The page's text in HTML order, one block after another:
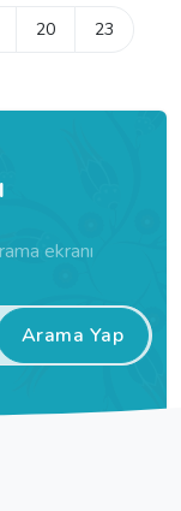
20 23
ekranı
Arama Yap